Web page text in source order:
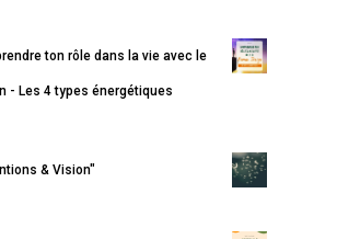
ton rôle dans la vie avec le
- Les 4 types énergétiques
& Vision"